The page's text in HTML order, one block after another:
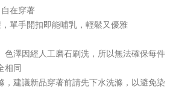
在穿著
單手開扣即能哺乳，輕鬆又優雅
澤因經人工磨石刷洗，所以無法確保每件
相同
建議新品穿著前請先下水洗滌，以避免染